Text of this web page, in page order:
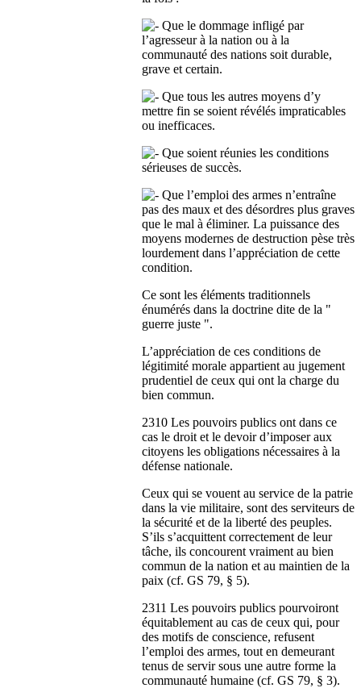
Que le dommage infligé par
l’agresseur à la nation ou à la
communauté des nations soit durable,
grave et certain.
Que tous les autres moyens d’y
mettre fin se soient révélés impraticables
ou inefficaces.
Que soient réunies les conditions
sérieuses de succès.
Que l’emploi des armes n’entraîne
pas des maux et des désordres plus graves
que le mal à éliminer. La puissance des
moyens modernes de destruction pèse très
lourdement dans l’appréciation de cette
condition.
Ce sont les éléments traditionnels
énumérés dans la doctrine dite de la "
guerre juste ".
L’appréciation de ces conditions de
légitimité morale appartient au jugement
prudentiel de ceux qui ont la charge du
bien commun.
2310 Les pouvoirs publics ont dans ce
cas le droit et le devoir d’imposer aux
citoyens les obligations nécessaires à la
défense nationale.
Ceux qui se vouent au service de la patrie
dans la vie militaire, sont des serviteurs de
la sécurité et de la liberté des peuples.
S’ils s’acquittent correctement de leur
tâche, ils concourent vraiment au bien
commun de la nation et au maintien de la
paix (cf. GS 79, § 5).
2311 Les pouvoirs publics pourvoiront
équitablement au cas de ceux qui, pour
des motifs de conscience, refusent
l’emploi des armes, tout en demeurant
tenus de servir sous une autre forme la
communauté humaine (cf. GS 79, § 3).